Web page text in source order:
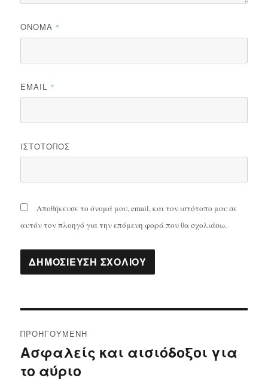
ΌΝΟΜΑ *
EMAIL *
ΙΣΤΌΤΟΠΟΣ
Αποθήκευσε το όνομά μου, email, και τον ιστότοπο μου σε
αυτόν τον πλοηγό για την επόμενη φορά που θα σχολιάσω.
άρθρων
ΠΡΟΗΓΟΎΜΕΝΗ
Προηγούμενο
άρθρο:
Ασφαλείς και αισιόδοξοι για
το αύριο